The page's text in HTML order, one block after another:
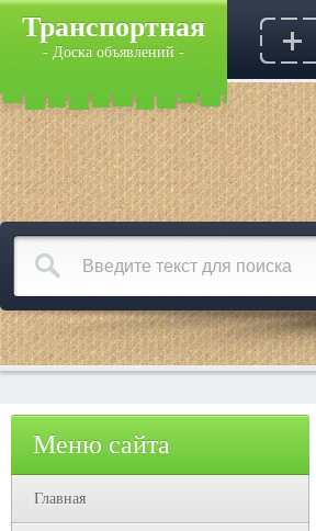
Транспортная
- Доска объявлений -
Меню сайта
Главная